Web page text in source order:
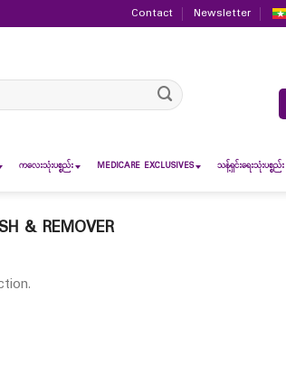
Contact Newsletter
ကလေးသုံးပစ္စည်း MEDICARE EXCLUSIVES သန့်ရှင်းရေးသုံးပစ္စည်း
& REMOVER